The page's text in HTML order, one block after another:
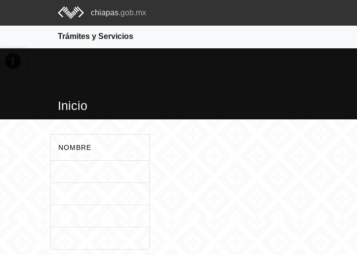
chiapas.gob.mx
Trámites y Servicios
Abrir barra de herramientas
Inicio
NOMBRE